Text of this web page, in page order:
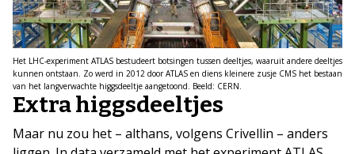
Het LHC-experiment ATLAS bestudeert botsingen tussen deeltjes, waaruit andere deeltjes
kunnen ontstaan. Zo werd in 2012 door ATLAS en diens kleinere zusje CMS het bestaan
van het langverwachte higgsdeeltje aangetoond. Beeld: CERN.
Extra higgsdeeltjes
Maar nu zou het – althans, volgens Crivellin – anders